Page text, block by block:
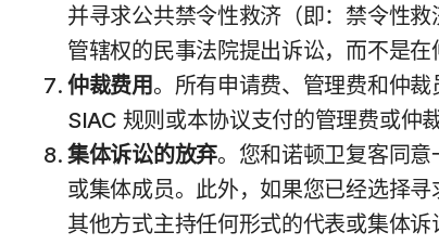
并寻求公共禁令性救济（即：禁令性
管辖权的民事法院提出诉讼，而不是
仲裁费用。所有申请费、管理费和仲
SIAC 规则或本协议支付的管理费或仲
集体诉讼的放弃。您和诺顿卫复客同
或集体成员。此外，如果您已经选择
其他方式主持任何形式的代表或集体